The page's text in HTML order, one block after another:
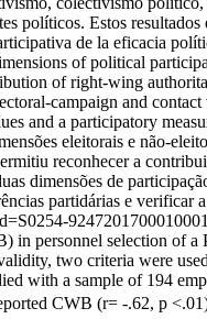
políticos. Estos
de la eficacia
of political
of right-wing
campaign and
and a participatory
eleitorais e não-
reconhecer a
dimensões de
partidárias e verificar
personnel selection of a
two criteria were
with a sample of 194
CWB (r= -.62, p